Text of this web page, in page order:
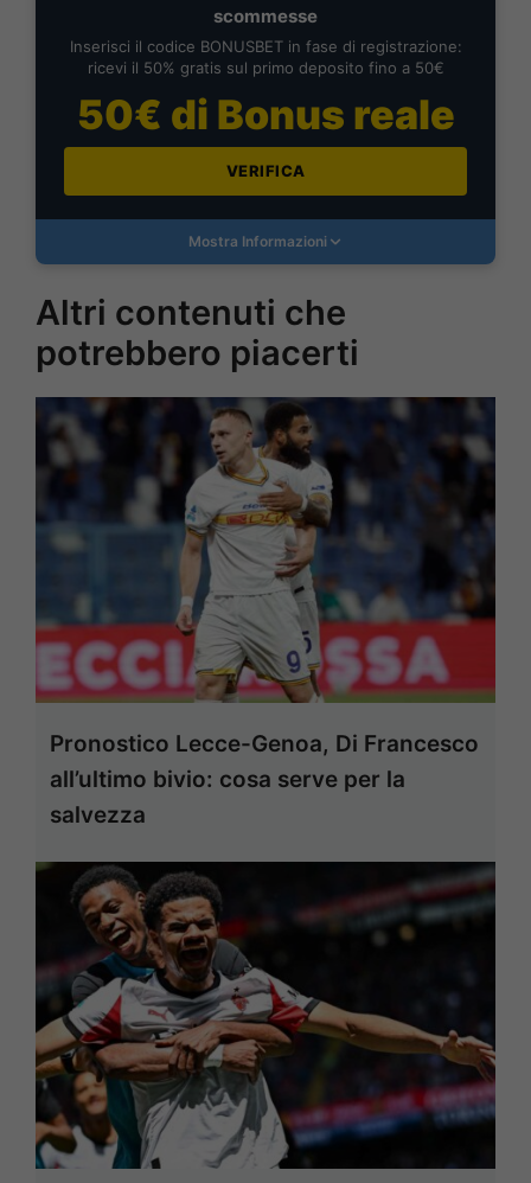
scommesse
Inserisci il codice BONUSBET in fase di registrazione:
ricevi il 50% gratis sul primo deposito fino a 50€
50€ di Bonus reale
VERIFICA
Mostra Informazioni
Altri contenuti che
potrebbero piacerti
Pronostico Lecce-Genoa, Di Francesco
all’ultimo bivio: cosa serve per la
salvezza